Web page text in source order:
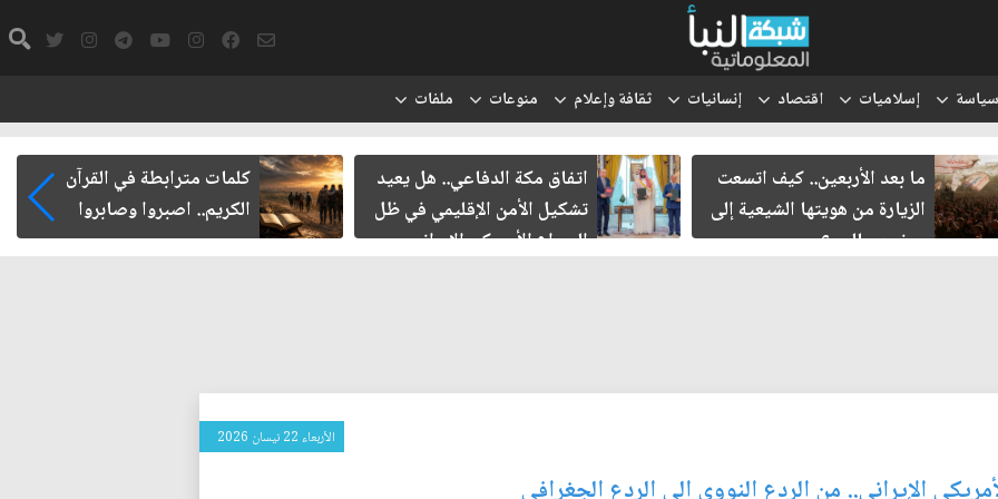
سياسة إسلاميات اقتصاد إنسانيات ثقافة وإعلام منوعات ملفات
اتفاق مكة الدفاعي.. هل يعيد
تشكيل الأمن الإقليمي في ظل
الصراع الأميركي الإيراني
كلمات مترابطة في القرآن
الكريم.. اصبروا وصابروا
الدبلوماسية العراقية.. متى تصل
نتائجها إلى المواطن؟
الأربعاء 22 نيسان 2026